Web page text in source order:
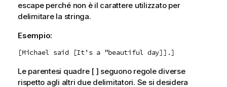
escape perché non è il carattere utilizzato per
delimitare la stringa.
Esempio:
[Michael said [It's a "beautiful day]].]
Le parentesi quadre [ ] seguono regole diverse
rispetto agli altri due delimitatori. Se si desidera